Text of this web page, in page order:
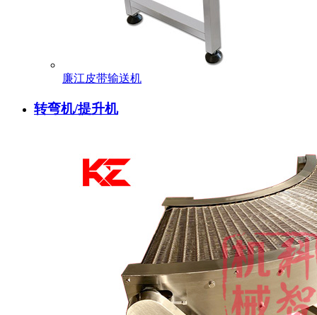
廉江皮带输送机
转弯机/提升机